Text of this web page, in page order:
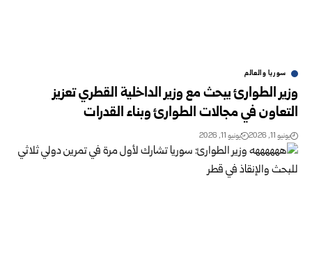
سوريا والعالم
وزير الطوارئ يبحث مع وزير الداخلية القطري تعزيز
التعاون في مجالات الطوارئ وبناء القدرات
يونيو 11, 2026 يونيو 11, 2026